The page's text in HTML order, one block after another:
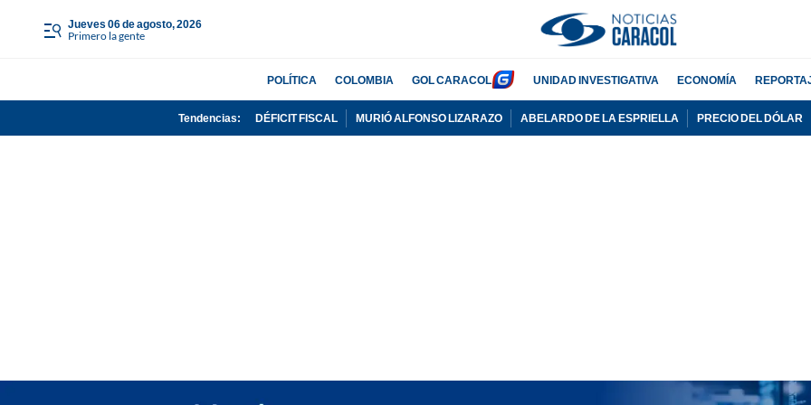
jueves 06 de agosto, 2026
Primero la gente
POLÍTICA COLOMBIA GOL CARACOL UNIDAD INVESTIGATIVA ECONOMÍA
Tendencias: DÉFICIT FISCAL MURIÓ ALFONSO LIZARAZO ABELARDO DE LA ESPRIELLA PRECIO DEL DÓLAR